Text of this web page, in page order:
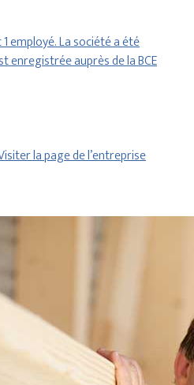
employé. La société a été
auprès de la BCE
la page de l’entreprise